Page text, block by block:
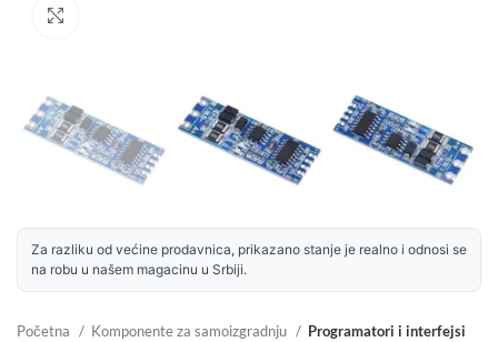
Za razliku od većine prodavnica, prikazano stanje je realno i odnosi se
na robu u našem magacinu u Srbiji.
Početna Komponente za samoizgradnju Programatori i interfejsi